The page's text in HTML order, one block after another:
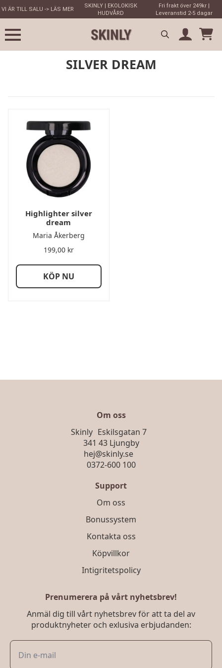
VI ÄR TILL SALU -> LÄS MER
SKINLY | EKOLOKISK
HUDVÅRD
Fri frakt över 249kr |
Leveranstid 2-5 dagar
Search
for:
SILVER DREAM
Highlighter silver
dream
Maria Åkerberg
199,00 kr
KÖP NU
Om oss
Skinly Eskilsgatan 7
341 43 Ljungby
hej@skinly.se
0372-600 100
Support
Om oss
Bonussystem
Kontakta oss
Köpvillkor
Intigritetspolicy
Prenumerera på vårt nyhetsbrev!
Anmäl dig till vårt nyhetsbrev för att ta del av
produktnyheter och exlusiva erbjudanden: